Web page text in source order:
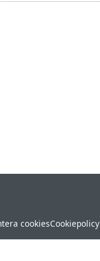
cookiesCookiepolicy